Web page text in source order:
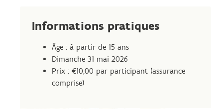
Informations pratiques
Âge : à partir de 15 ans
Dimanche 31 mai 2026
Prix : €10,00 par participant (assurance
comprise)